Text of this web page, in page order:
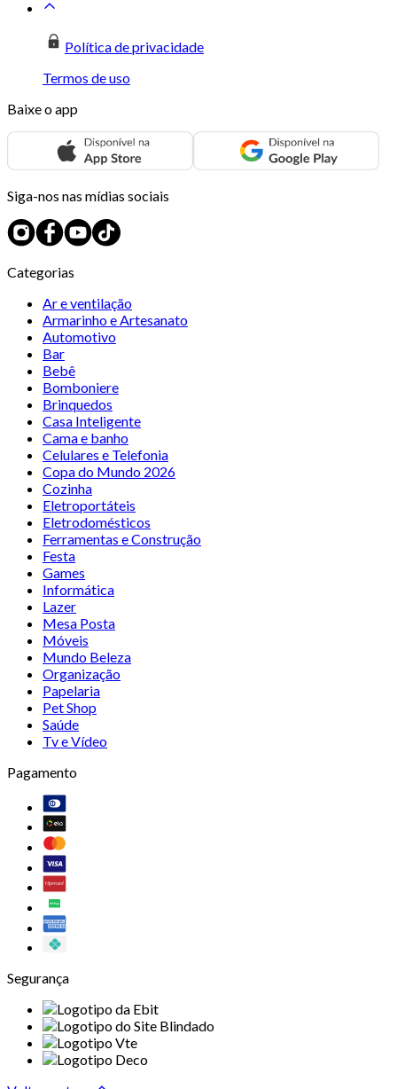
Política de privacidade
Termos de uso
Baixe o app
Siga-nos nas mídias sociais
Categorias
Ar e ventilação
Armarinho e Artesanato
Automotivo
Bar
Bebê
Bomboniere
Brinquedos
Casa Inteligente
Cama e banho
Celulares e Telefonia
Copa do Mundo 2026
Cozinha
Eletroportáteis
Eletrodomésticos
Ferramentas e Construção
Festa
Games
Informática
Lazer
Mesa Posta
Móveis
Mundo Beleza
Organização
Papelaria
Pet Shop
Saúde
Tv e Vídeo
Pagamento
Segurança